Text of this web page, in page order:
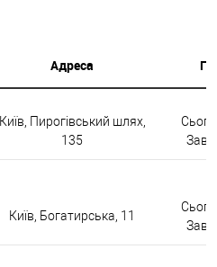
Адреса
Київ, Пирогівський шлях,
135
Київ, Богатирська, 11